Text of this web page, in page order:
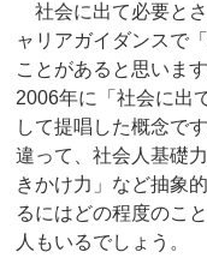
社会に出て必要と
ャリアガイダンスで
ことがあると思いま
2006年に「社会に出
して提唱した概念で
違って、社会人基礎
きかけ力」など抽象
るにはどの程度のこ
人もいるでしょう。